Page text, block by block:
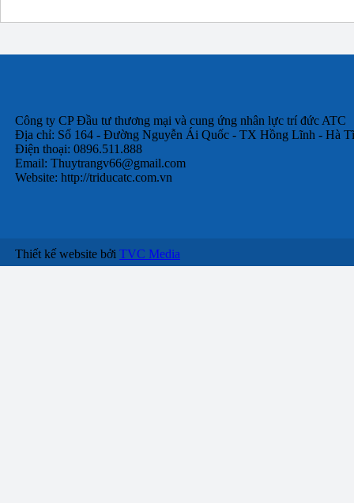
Công ty CP Đầu tư thương mại và cung ứng nhân lực trí đức ATC
Địa chỉ: Số 164 - Đường Nguyễn Ái Quốc - TX Hồng Lĩnh - Hà
Điện thoại: 0896.511.888
Email: Thuytrangv66@gmail.com
Website: http://triducatc.com.vn
Thiết kế website bởi TVC Media